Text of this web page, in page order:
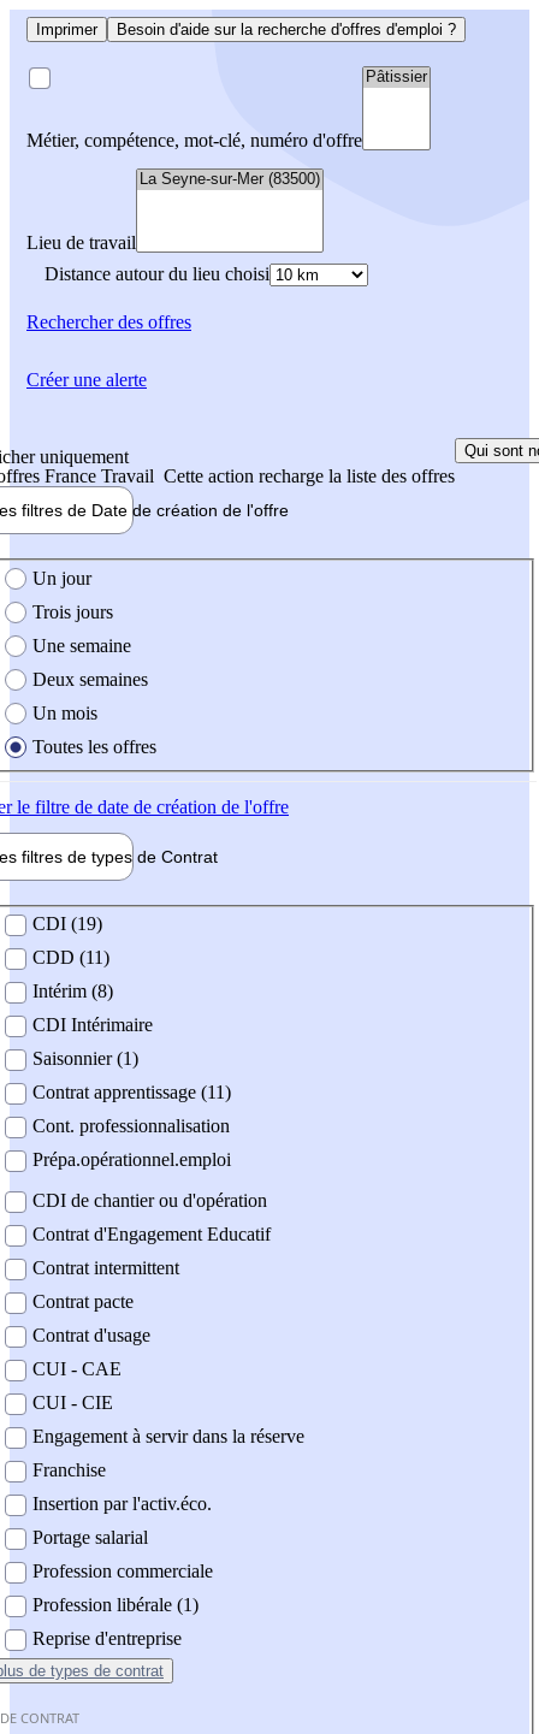
Imprimer Besoin d'aide sur la recherche d'offres d'emploi ?
Métier, compétence, mot-clé, numéro d'offre
Lieu de travail
Distance autour du lieu choisi
Rechercherdes offres
uniquement
France Travail Cette action recharge la liste des offres
Qui sont
filtres de Date de création de l'offre
création de l'offre
Un jour
Trois jours
Une semaine
Deux semaines
Un mois
Toutes les offres
le filtre de date de création de l'offre
filtres de types de Contrat
contrat
CDI (19)
CDD (11)
Intérim (8)
CDI Intérimaire
Saisonnier (1)
Contrat apprentissage (11)
Cont. professionnalisation
Prépa.opérationnel.emploi
CDI de chantier ou d'opération
Contrat d'Engagement Educatif
Contrat intermittent
Contrat pacte
Contrat d'usage
CUI - CAE
CUI - CIE
Engagement à servir dans la réserve
Franchise
Insertion par l'activ.éco.
Portage salarial
Profession commerciale
Profession libérale (1)
Reprise d'entreprise
de types de contrat
CONTRAT
Créer une alerte